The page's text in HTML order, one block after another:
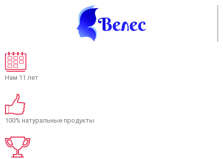
Нам 11 лет
100% натуральные продукты